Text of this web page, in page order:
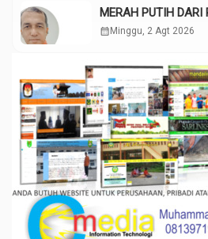
MERAH PUTIH DARI
calendar_month Minggu, 2 Agt 2026